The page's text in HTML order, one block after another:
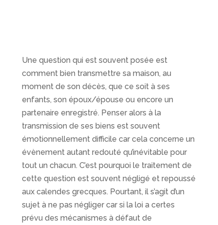
Une question qui est souvent posée est
comment bien transmettre sa maison, au
moment de son décès, que ce soit à ses
enfants, son époux/épouse ou encore un
partenaire enregistré. Penser alors à la
transmission de ses biens est souvent
émotionnellement difficile car cela concerne un
évènement autant redouté qu’inévitable pour
tout un chacun. C’est pourquoi le traitement de
cette question est souvent négligé et repoussé
aux calendes grecques. Pourtant, il s’agit d’un
sujet à ne pas négliger car si la loi a certes
prévu des mécanismes à défaut de